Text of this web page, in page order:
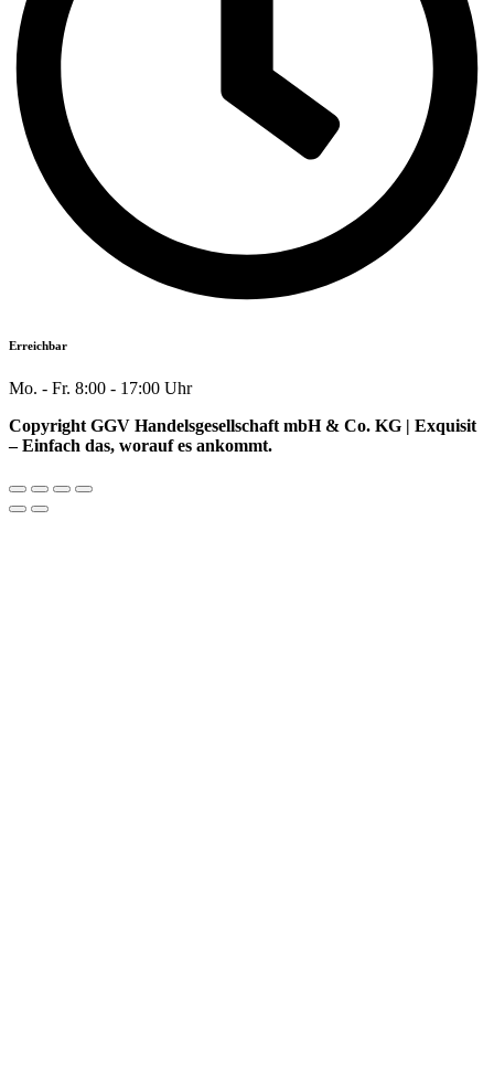
Erreichbar
Mo. - Fr. 8:00 - 17:00 Uhr
Copyright GGV Handelsgesellschaft mbH & Co. KG | Exquisit
– Einfach das, worauf es ankommt.